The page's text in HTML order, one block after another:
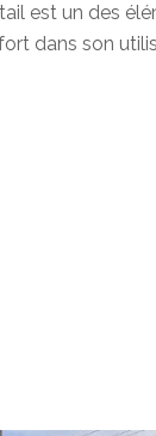
est un des
dans son